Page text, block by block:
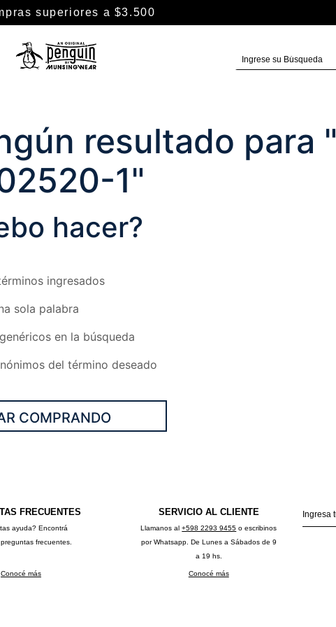
superiores a $3.500
resultado para "
1"
hacer?
ingresados
sola palabra
en la búsqueda
del término deseado
COMPRANDO
FRECUENTES
ayuda? Encontrá
frecuentes.
Conocé más
SERVICIO AL CLIENTE
Llamanos al+598 2293 9455 o escribinos
por Whatsapp. De Lunes a Sábados de 9
a 19 hs.
Conocé más